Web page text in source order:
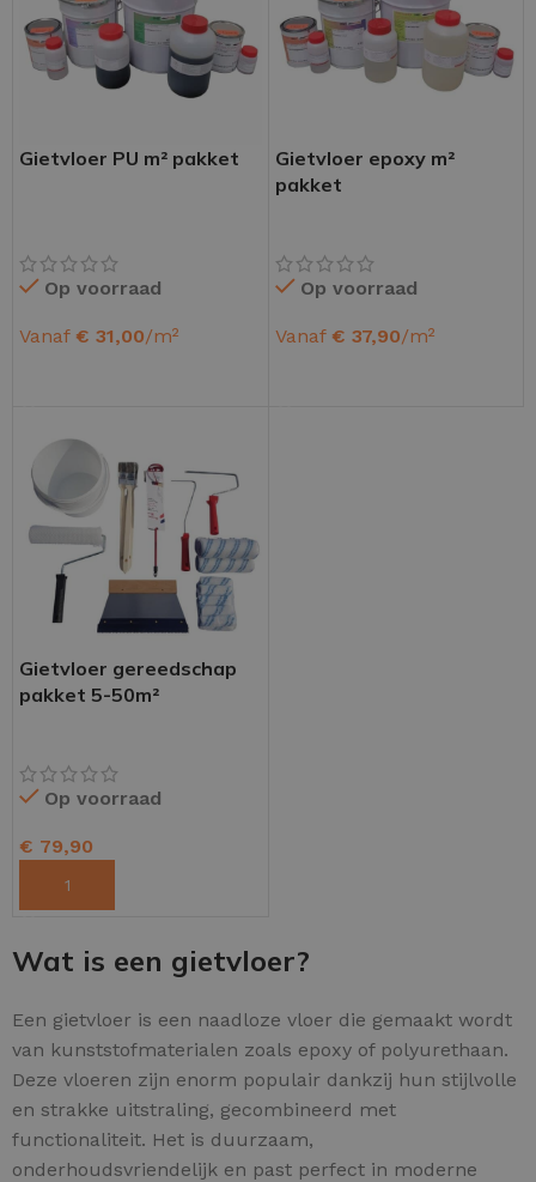
Gietvloer PU m² pakket
Op voorraad
Vanaf € 31,00/m²
Gietvloer epoxy m²
pakket
Op voorraad
Vanaf € 37,90/m²
Gietvloer gereedschap
pakket 5-50m²
Op voorraad
€ 79,90
Wat is een gietvloer?
Een gietvloer is een naadloze vloer die gemaakt wordt
van kunststofmaterialen zoals epoxy of polyurethaan.
Deze vloeren zijn enorm populair dankzij hun stijlvolle
en strakke uitstraling, gecombineerd met
functionaliteit. Het is duurzaam,
onderhoudsvriendelijk en past perfect in moderne